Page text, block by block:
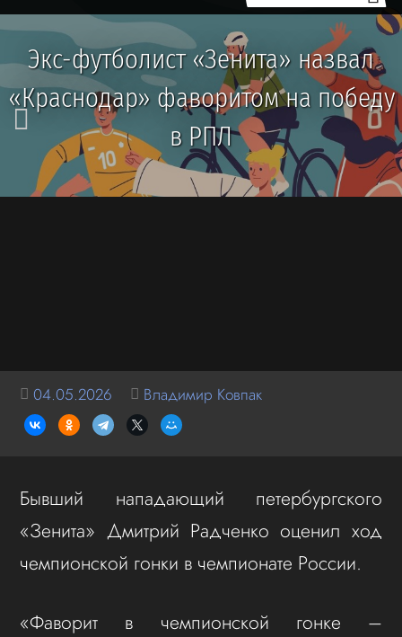
Экс-футболист «Зенита» назвал
«Краснодар» фаворитом на победу
в РПЛ
04.05.2026 Владимир Ковпак
Бывший нападающий петербургского
«Зенита» Дмитрий Радченко оценил ход
чемпионской гонки в чемпионате России.
«Фаворит в чемпионской гонке –